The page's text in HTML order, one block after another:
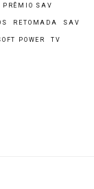
PRÊMIO SAV
RETOMADA SAV
POWER TV